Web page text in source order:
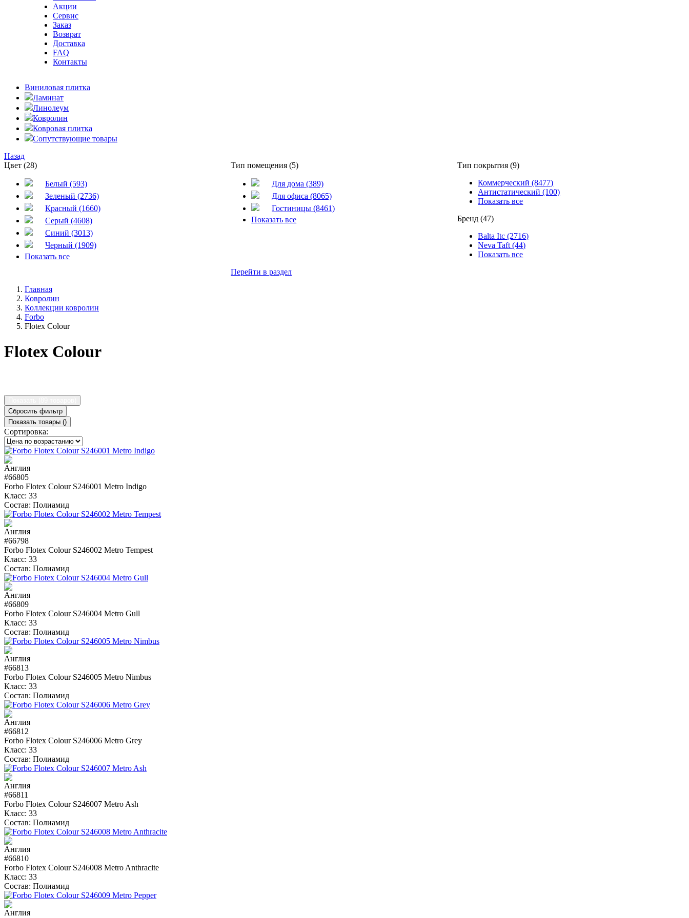
Акции
Сервис
Заказ
Возврат
Доставка
FAQ
Контакты
Виниловая плитка
Ламинат
Линолеум
Ковролин
Ковровая плитка
Сопутствующие товары
Назад
Цвет (28)
Белый (593)
Зеленый (2736)
Красный (1660)
Серый (4608)
Синий (3013)
Черный (1909)
Показать все
Тип помещения (5)
Для дома (389)
Для офиса (8065)
Гостиницы (8461)
Показать все
Тип покрытия (9)
Коммерческий (8477)
Антистатический (100)
Показать все
Бренд (47)
Balta Itc (2716)
Neva Taft (44)
Показать все
Перейти в раздел
Главная
Ковролин
Коллекции ковролин
Forbo
Flotex Colour
Flotex Colour
Сбросить фильтр
Показать товары ()
Сортировка:
#66805
Forbo Flotex Colour S246001 Metro Indigo
Класс: 33
Состав: Полиамид
#66798
Forbo Flotex Colour S246002 Metro Tempest
Класс: 33
Состав: Полиамид
#66809
Forbo Flotex Colour S246004 Metro Gull
Класс: 33
Состав: Полиамид
#66813
Forbo Flotex Colour S246005 Metro Nimbus
Класс: 33
Состав: Полиамид
#66812
Forbo Flotex Colour S246006 Metro Grey
Класс: 33
Состав: Полиамид
#66811
Forbo Flotex Colour S246007 Metro Ash
Класс: 33
Состав: Полиамид
#66810
Forbo Flotex Colour S246008 Metro Anthracite
Класс: 33
Состав: Полиамид